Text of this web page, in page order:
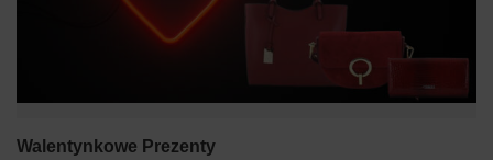
Walentynkowe Prezenty